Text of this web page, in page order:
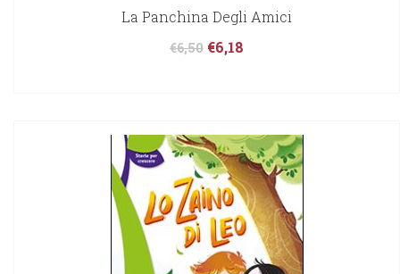
La Panchina Degli Amici
€6,50 €6,18